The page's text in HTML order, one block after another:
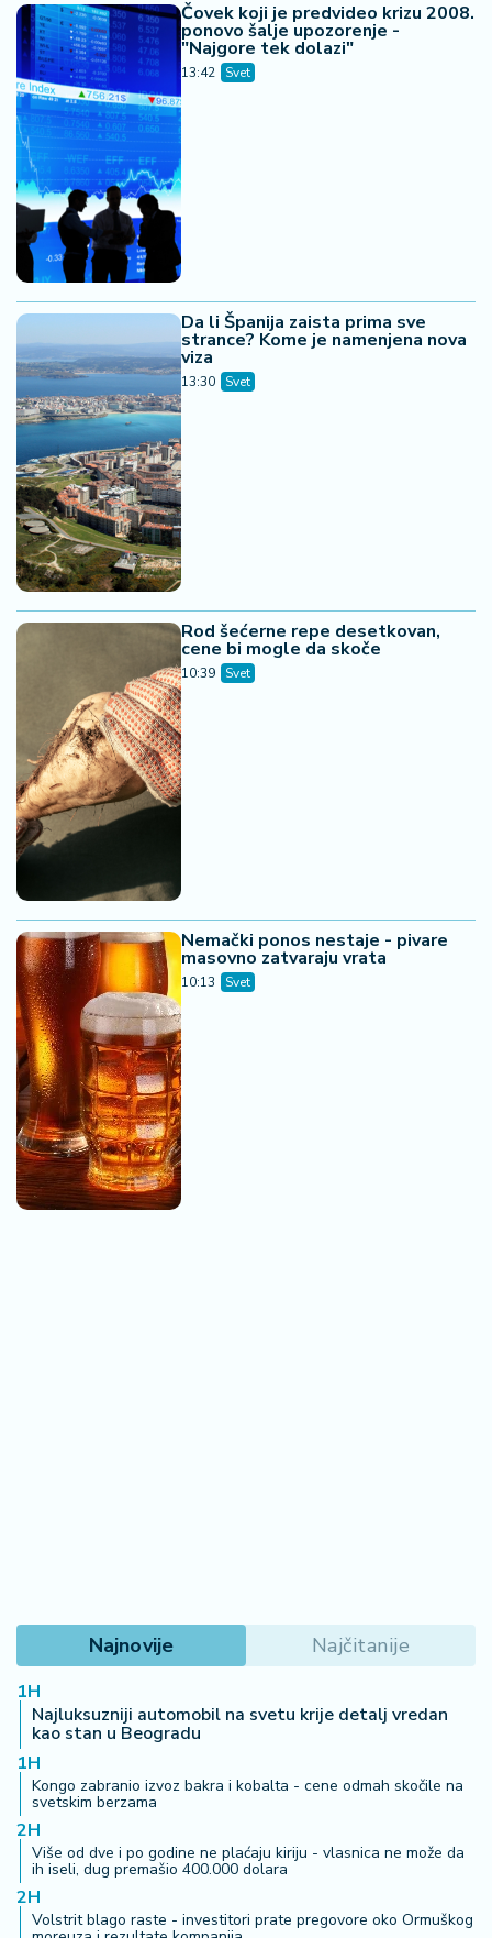
Čovek koji je predvideo krizu 2008.
ponovo šalje upozorenje -
"Najgore tek dolazi"
13:42 Svet
Da li Španija zaista prima sve
strance? Kome je namenjena nova
viza
13:30 Svet
Rod šećerne repe desetkovan,
cene bi mogle da skoče
10:39 Svet
Nemački ponos nestaje - pivare
masovno zatvaraju vrata
10:13 Svet
Najnovije Najčitanije
1H
Najluksuzniji automobil na svetu krije detalj vredan
kao stan u Beogradu
1H
Kongo zabranio izvoz bakra i kobalta - cene odmah skočile na
svetskim berzama
2H
Više od dve i po godine ne plaćaju kiriju - vlasnica ne može da
ih iseli, dug premašio 400.000 dolara
2H
Volstrit blago raste - investitori prate pregovore oko Ormuškog